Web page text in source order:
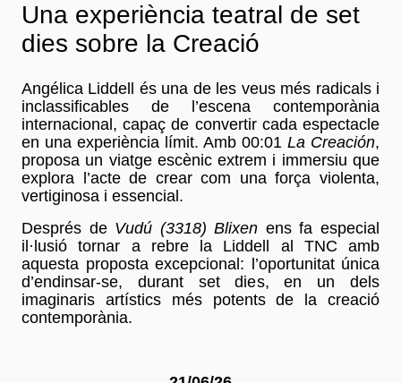
Una experiència teatral de set
dies sobre la Creació
Angélica Liddell és una de les veus més radicals i
inclassificables de l’escena contemporània
internacional, capaç de convertir cada espectacle
en una experiència límit. Amb 00:01 La Creación,
proposa un viatge escènic extrem i immersiu que
explora l’acte de crear com una força violenta,
vertiginosa i essencial.
Després de Vudú (3318) Blixen ens fa especial
il·lusió tornar a rebre la Liddell al TNC amb
aquesta proposta excepcional: l’oportunitat única
d’endinsar-se, durant set dies, en un dels
imaginaris artístics més potents de la creació
contemporània.